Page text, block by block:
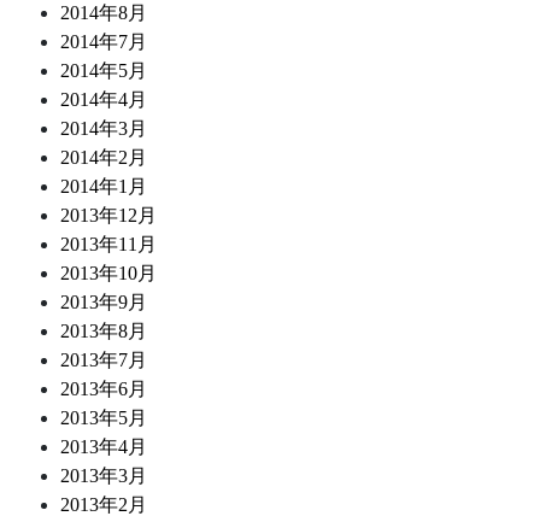
2014年8月
2014年7月
2014年5月
2014年4月
2014年3月
2014年2月
2014年1月
2013年12月
2013年11月
2013年10月
2013年9月
2013年8月
2013年7月
2013年6月
2013年5月
2013年4月
2013年3月
2013年2月